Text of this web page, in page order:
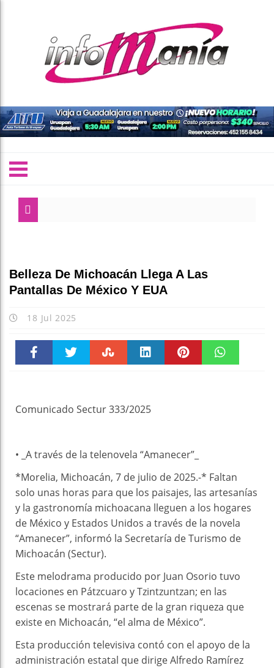
Belleza De Michoacán Llega A Las
Pantallas De México Y EUA
18 Jul 2025
Comunicado Sectur 333/2025
• _A través de la telenovela “Amanecer”_
*Morelia, Michoacán, 7 de julio de 2025.-* Faltan
solo unas horas para que los paisajes, las artesanías
y la gastronomía michoacana lleguen a los hogares
de México y Estados Unidos a través de la novela
“Amanecer”, informó la Secretaría de Turismo de
Michoacán (Sectur).
Este melodrama producido por Juan Osorio tuvo
locaciones en Pátzcuaro y Tzintzuntzan; en las
escenas se mostrará parte de la gran riqueza que
existe en Michoacán, “el alma de México”.
Esta producción televisiva contó con el apoyo de la
administración estatal que dirige Alfredo Ramírez